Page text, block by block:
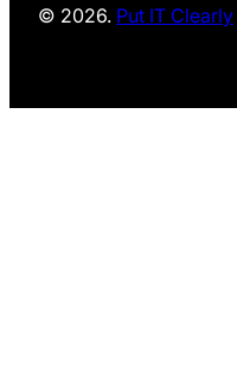
© 2026. Put IT Clearly